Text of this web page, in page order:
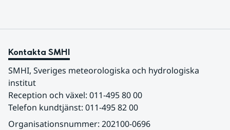
Kontakta SMHI
SMHI, Sveriges meteorologiska och hydrologiska
institut
Reception och växel: 011-495 80 00
Telefon kundtjänst: 011-495 82 00
Organisationsnummer: 202100-0696